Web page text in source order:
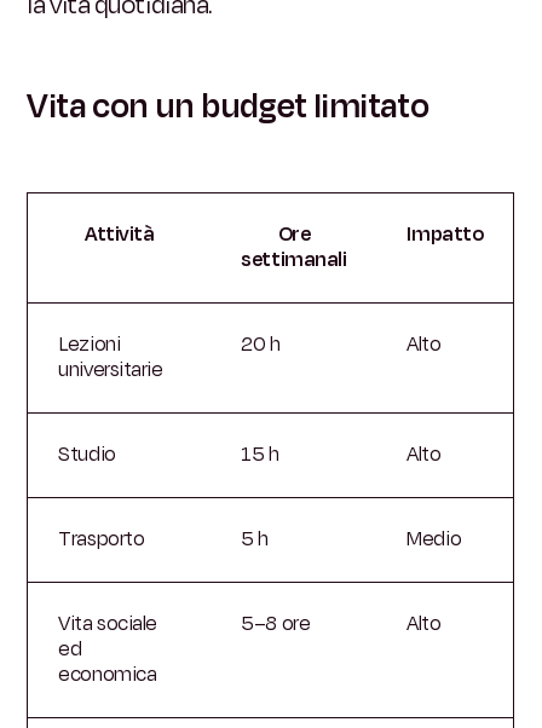
Vita con un budget limitato
Attività
Ore
settimanali
Impatto
Lezioni
universitarie
20 h Alto
Studio 15 h Alto
Trasporto 5 h Medio
Vita sociale
ed
economica
5–8 ore Alto